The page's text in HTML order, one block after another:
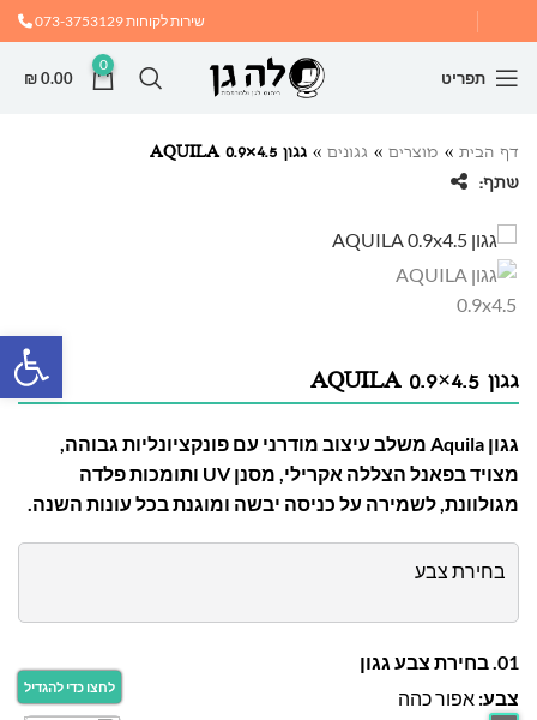
שירות לקוחות073-3753129
תפריט
0
₪0.00
דף הבית » מוצרים » גגונים » גגון AQUILA 0.9×4.5
שתף:
גגון AQUILA 0.9×4.5
גגון Aquila משלב עיצוב מודרני עם פונקציונליות גבוהה,
מצויד בפאנל הצללה אקרילי, מסנן UV ותומכות פלדה
מגולוונת, לשמירה על כניסה יבשה ומוגנת בכל עונות השנה.
בחירת צבע
01. בחירת צבע גגון
צבע: אפור כהה